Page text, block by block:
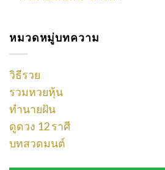
หมวดหมู่บทความ
วิธีรวย
รวมหวยหุ้น
ทำนายฝัน
ดูดวง 12 ราศี
บทสวดมนต์